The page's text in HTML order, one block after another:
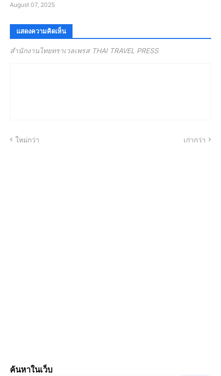
August 07, 2025
แสดงความคิดเห็น
สำนักงานไทยทราเวลเพรส THAI TRAVEL PRESS
ใหม่กว่า เก่ากว่า
ค้นหาในเว็บ